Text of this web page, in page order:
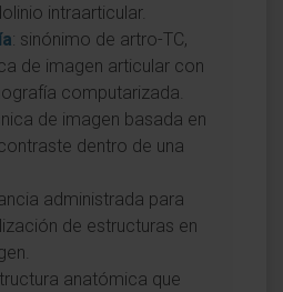
intraarticular.
: sinónimo de artro-TC,
de imagen articular con
computarizada.
de imagen basada en
dentro de una
administrada para
de estructuras en
anatómica que